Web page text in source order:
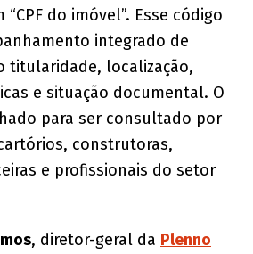
do imóvel”. Esse código
integrado de
titularidade, localização,
e situação documental. O
para ser consultado por
construtoras,
e profissionais do setor
, diretor-geral da Plenno